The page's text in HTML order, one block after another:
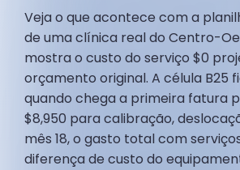
Veja o que acontece com a
de uma clínica real do Centro-
mostra o custo do serviço $0
orçamento original. A célula B25
quando chega a primeira fatura
$8,950 para calibração,
mês 18, o gasto total com
diferença de custo do